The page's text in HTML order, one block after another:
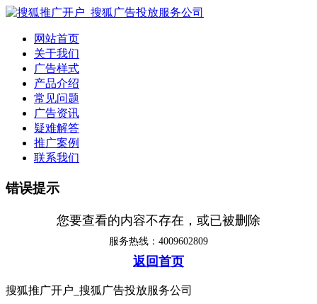
网站首页
关于我们
广告样式
产品介绍
常见问题
广告资讯
疑难解答
推广案例
联系我们
错误提示
您要查看的内容不存在，或已被删除
服务热线：4009602809
返回首页
搜狐推广开户_搜狐广告投放服务公司